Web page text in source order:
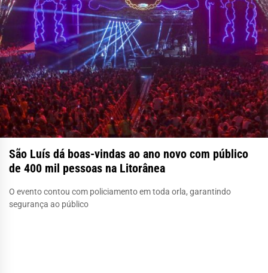
São Luís dá boas-vindas ao ano novo com público
de 400 mil pessoas na Litorânea
O evento contou com policiamento em toda orla, garantindo
segurança ao público